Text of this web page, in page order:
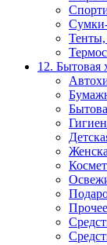
Тенты,
12. Бытовая
Прочее